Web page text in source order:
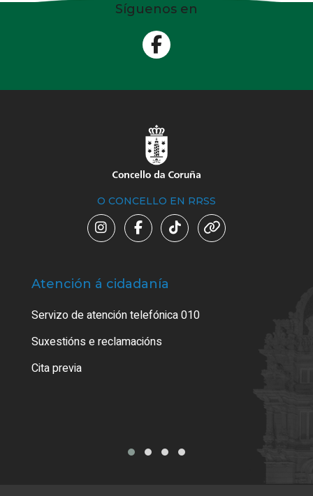
Síguenos en
O CONCELLO EN RRSS
Atención á cidadanía
Servizo de atención telefónica 010
Suxestións e reclamacións
Cita previa